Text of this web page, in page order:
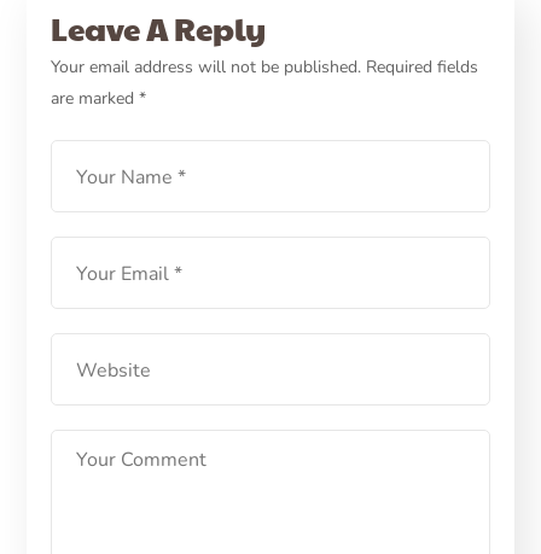
Cara Perawatan Anjing
Pitbull Agar Tidak
Menyerang Manusia
LEARN MORE
Leave A Reply
Your email address will not be published. Required fields
are marked*